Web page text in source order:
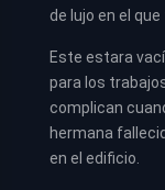
de lujo en el
Este estara
para los
complican
hermana
en el edificio.